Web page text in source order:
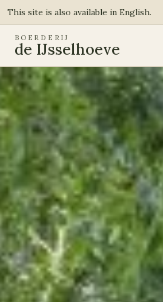
This site is also available in English.
BOERDERIJ
de IJsselhoeve